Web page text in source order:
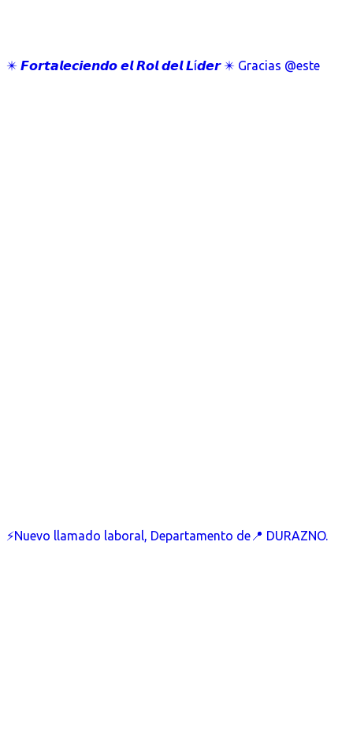
✴️ 𝙁𝙤𝙧𝙩𝙖𝙡𝙚𝙘𝙞𝙚𝙣𝙙𝙤 𝙚𝙡 𝙍𝙤𝙡 𝙙𝙚𝙡 𝙇í𝙙𝙚𝙧 ✴️ Gracias @este
⚡Nuevo llamado laboral, Departamento de📍 DURAZNO.